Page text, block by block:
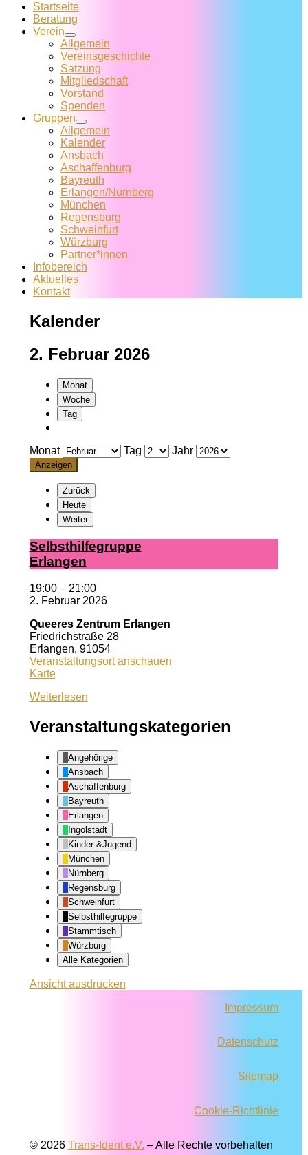
Startseite
Beratung
Verein
Allgemein
Vereins­geschichte
Satzung
Mitglied­schaft
Vorstand
Spenden
Gruppen
Allgemein
Kalender
Ansbach
Aschaffenburg
Bayreuth
Erlangen/Nürnberg
München
Regensburg
Schweinfurt
Würzburg
Partner*innen
Infobereich
Aktuelles
Kontakt
Kalender
2. Februar 2026
Monat
Woche
Tag
Monat Tag Jahr
Zurück
Heute
Weiter
Selbst­hil­fe­grup­pe
Er­lan­gen
19:00 – 21:00
2. Februar 2026
Queeres Zentrum Erlangen
Friedrichstraße 28
Erlangen, 91054
Veranstaltungsort anschauen
KarteQueeres
Erlangen
Weiterlesen
Veranstaltungskategorien
Angehörige
Ansbach
Aschaffenburg
Bayreuth
Erlangen
Ingolstadt
Kinder-&Jugend
München
Nürnberg
Regensburg
Schweinfurt
Selbsthilfegruppe
Stammtisch
Würzburg
Alle Kategorien
Ansichtausdrucken
Impressum
Datenschutz
Sitemap
Cookie-Richtlinie
© 2026 Trans-Ident e.V. – Alle Rechte vorbehalten